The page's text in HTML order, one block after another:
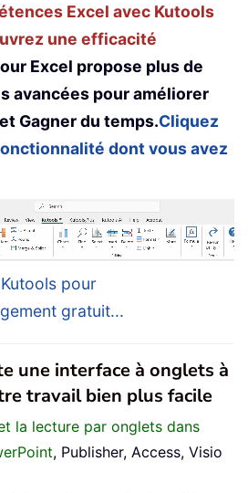
Excel avec Kutools
une efficacité
Excel propose plus de
avancées pour améliorer
Gagner du temps.Cliquez
dont vous avez
pour
gratuit...
une interface à onglets à
travail bien plus facile
la lecture par onglets dans
, Publisher, Access, Visio